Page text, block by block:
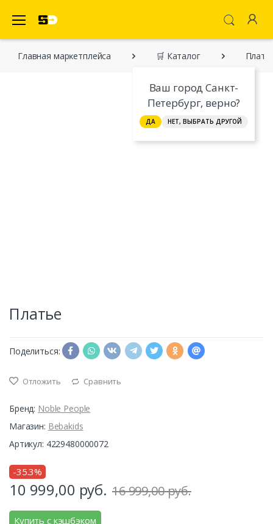
Ваш город Санкт-
Петербург, верно?
ДА НЕТ, ВЫБРАТЬ ДРУГОЙ
Главная марĸетплейса 🛒 Каталог
Платье
Поделиться:
Отложить Сравнить
Бренд: Noble People
Магазин: Bebakids
Артикул: 4229480000072
-35.3%
10 999,00 руб. 16 999,00 руб.
Купить с кэшбэком